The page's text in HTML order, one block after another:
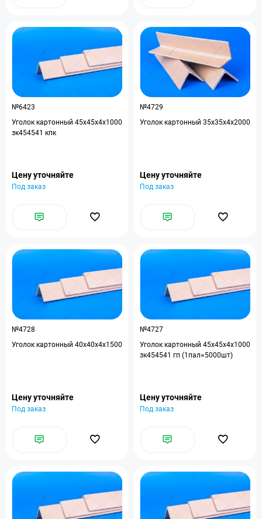
№6423
Уголок картонный 45x45x4x1000
зк454541 кпк
Цену уточняйте
Под заказ
№4729
Уголок картонный 35x35x4x2000
Цену уточняйте
Под заказ
№4728
Уголок картонный 40х40х4х1500
Цену уточняйте
Под заказ
№4727
Уголок картонный 45x45x4x1000
зк454541 гп (1пал=5000шт)
Цену уточняйте
Под заказ